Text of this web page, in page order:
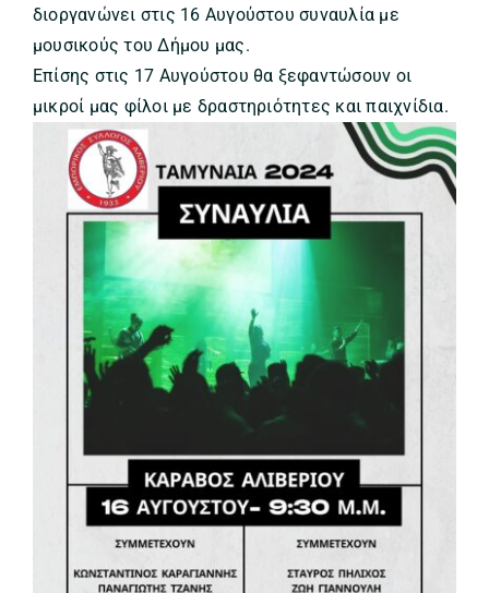
διοργανώνει στις 16 Αυγούστου συναυλία με
μουσικούς του Δήμου μας.
Επίσης στις 17 Αυγούστου θα ξεφαντώσουν οι
μικροί μας φίλοι με δραστηριότητες και παιχνίδια.